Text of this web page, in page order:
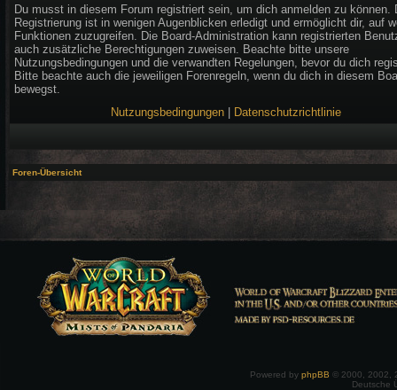
Du musst in diesem Forum registriert sein, um dich anmelden zu können.
Registrierung ist in wenigen Augenblicken erledigt und ermöglicht dir, auf
Funktionen zuzugreifen. Die Board-Administration kann registrierten
auch zusätzliche Berechtigungen zuweisen. Beachte bitte unsere
Nutzungsbedingungen und die verwandten Regelungen, bevor du dich
Bitte beachte auch die jeweiligen Forenregeln, wenn du dich in diesem
bewegst.
Nutzungsbedingungen
Datenschutzrichtlinie
Foren-Übersicht
Powered by phpBB © 2000, 2002,
Deutsche